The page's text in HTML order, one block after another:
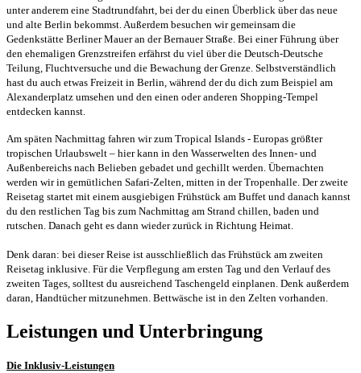
unter anderem eine Stadtrundfahrt, bei der du einen Überblick über das neue
und alte Berlin bekommst. Außerdem besuchen wir gemeinsam die
Gedenkstätte Berliner Mauer an der Bernauer Straße. Bei einer Führung über
den ehemaligen Grenzstreifen erfährst du viel über die Deutsch-Deutsche
Teilung, Fluchtversuche und die Bewachung der Grenze. Selbstverständlich
hast du auch etwas Freizeit in Berlin, während der du dich zum Beispiel am
Alexanderplatz umsehen und den einen oder anderen Shopping-Tempel
entdecken kannst.
Am späten Nachmittag fahren wir zum Tropical Islands - Europas größter
tropischen Urlaubswelt – hier kann in den Wasserwelten des Innen- und
Außenbereichs nach Belieben gebadet und gechillt werden. Übernachten
werden wir in gemütlichen Safari-Zelten, mitten in der Tropenhalle. Der zweite
Reisetag startet mit einem ausgiebigen Frühstück am Buffet und danach kannst
du den restlichen Tag bis zum Nachmittag am Strand chillen, baden und
rutschen. Danach geht es dann wieder zurück in Richtung Heimat.
Denk daran: bei dieser Reise ist ausschließlich das Frühstück am zweiten
Reisetag inklusive. Für die Verpflegung am ersten Tag und den Verlauf des
zweiten Tages, solltest du ausreichend Taschengeld einplanen. Denk außerdem
daran, Handtücher mitzunehmen. Bettwäsche ist in den Zelten vorhanden.
Leistungen und Unterbringung
Die Inklusiv-Leistungen